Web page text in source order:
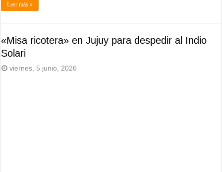
Leer más »
«Misa ricotera» en Jujuy para despedir al Indio
Solari
viernes, 5 junio, 2026